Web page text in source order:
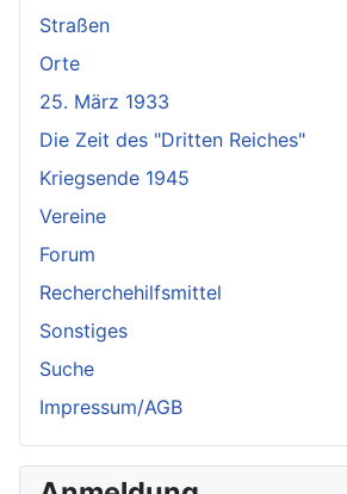
Straßen
Orte
25. März 1933
Die Zeit des "Dritten Reiches"
Kriegsende 1945
Vereine
Forum
Recherchehilfsmittel
Sonstiges
Suche
Impressum/AGB